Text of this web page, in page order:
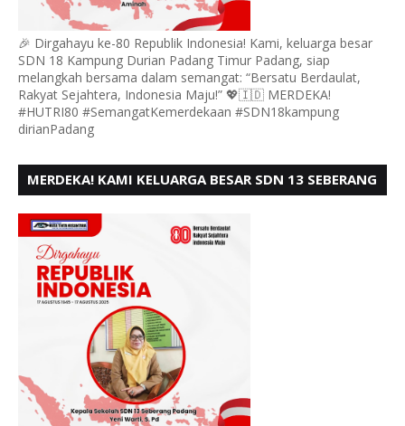
🎉 Dirgahayu ke-80 Republik Indonesia! Kami, keluarga besar
SDN 18 Kampung Durian Padang Timur Padang, siap
melangkah bersama dalam semangat: “Bersatu Berdaulat,
Rakyat Sejahtera, Indonesia Maju!” 💖🇮🇩 MERDEKA!
#HUTRI80 #SemangatKemerdekaan #SDN18kampung
dirianPadang
MERDEKA! KAMI KELUARGA BESAR SDN 13 SEBERANG